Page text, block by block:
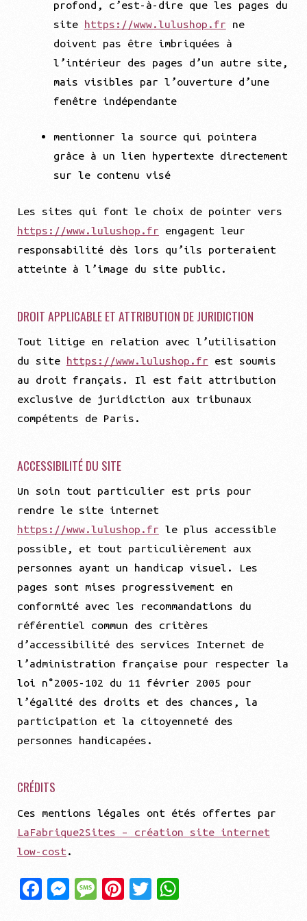
profond, c’est-à-dire que les pages du
site https://www.lulushop.fr ne
doivent pas être imbriquées à
l’intérieur des pages d’un autre site,
mais visibles par l’ouverture d’une
fenêtre indépendante
mentionner la source qui pointera
grâce à un lien hypertexte directement
sur le contenu visé
Les sites qui font le choix de pointer vers
https://www.lulushop.fr engagent leur
responsabilité dès lors qu’ils porteraient
atteinte à l’image du site public.
DROIT APPLICABLE ET ATTRIBUTION DE JURIDICTION
Tout litige en relation avec l’utilisation
du site https://www.lulushop.fr est soumis
au droit français. Il est fait attribution
exclusive de juridiction aux tribunaux
compétents de Paris.
ACCESSIBILITÉ DU SITE
Un soin tout particulier est pris pour
rendre le site internet
https://www.lulushop.fr le plus accessible
possible, et tout particulièrement aux
personnes ayant un handicap visuel. Les
pages sont mises progressivement en
conformité avec les recommandations du
référentiel commun des critères
d’accessibilité des services Internet de
l’administration française pour respecter la
loi n°2005-102 du 11 février 2005 pour
l’égalité des droits et des chances, la
participation et la citoyenneté des
personnes handicapées.
CRÉDITS
Ces mentions légales ont étés offertes par
LaFabrique2Sites – création site internet
low-cost .
Fa Me
Me
Pi
Tw